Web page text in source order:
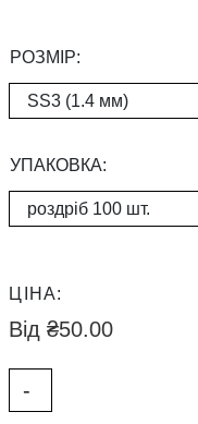
РОЗМІР:
УПАКОВКА:
ЦІНА:
₴50.00
-